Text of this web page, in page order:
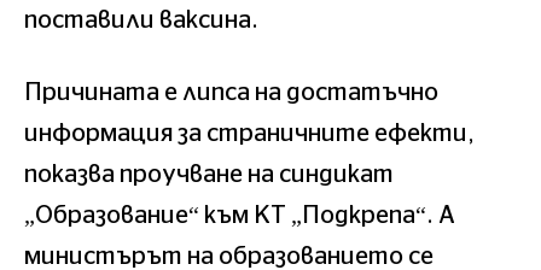
поставили ваксина.
Причината е липса на достатъчно
информация за страничните ефекти,
показва проучване на синдикат
„Образование“ към КТ „Подкрепа“. А
министърът на образованието се